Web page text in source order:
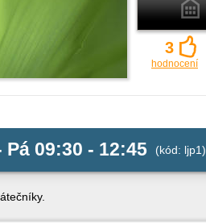
3
hodnocení
09:30 - 12:45 (kód: ljp1)